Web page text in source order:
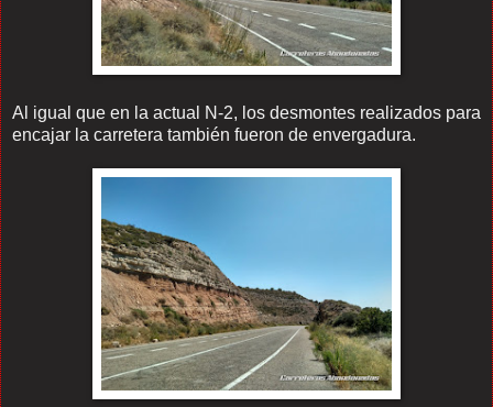
Al igual que en la actual N-2, los desmontes realizados para
encajar la carretera también fueron de envergadura.